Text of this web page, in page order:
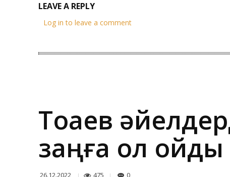
LEAVE A REPLY
Log in to leave a comment